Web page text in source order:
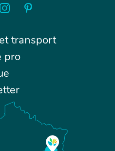
transport
pro